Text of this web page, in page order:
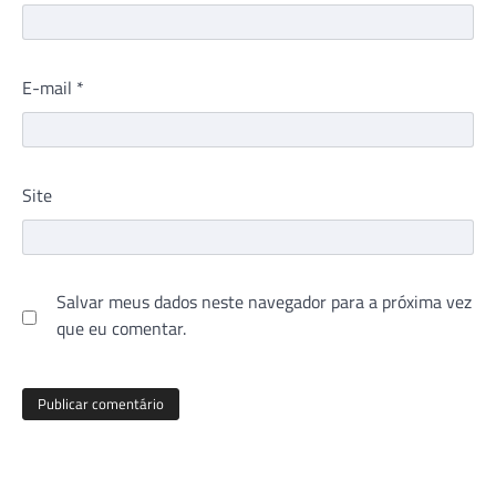
E-mail *
Site
Salvar meus dados neste navegador para a próxima vez
que eu comentar.